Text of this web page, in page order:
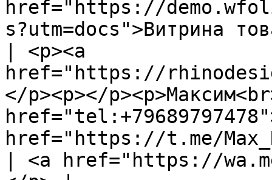
href="https://
s?utm=docs">Витрина
| <p><a
href="https://
</p><p></
href="https://t.me/
| <a href="https://